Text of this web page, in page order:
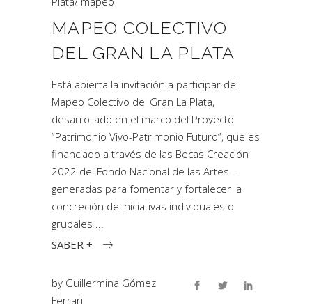
MAPEO COLECTIVO
DEL GRAN LA PLATA
Está abierta la invitación a participar del
Mapeo Colectivo del Gran La Plata,
desarrollado en el marco del Proyecto
“Patrimonio Vivo-Patrimonio Futuro”, que es
financiado a través de las Becas Creación
2022 del Fondo Nacional de las Artes -
generadas para fomentar y fortalecer la
concreción de iniciativas individuales o
grupales
SABER +
by Guillermina Gómez
Ferrari